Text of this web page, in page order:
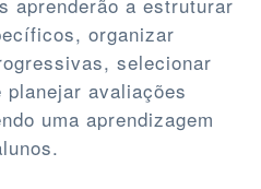
organizar
selecionar
planejar avaliações
uma aprendizagem